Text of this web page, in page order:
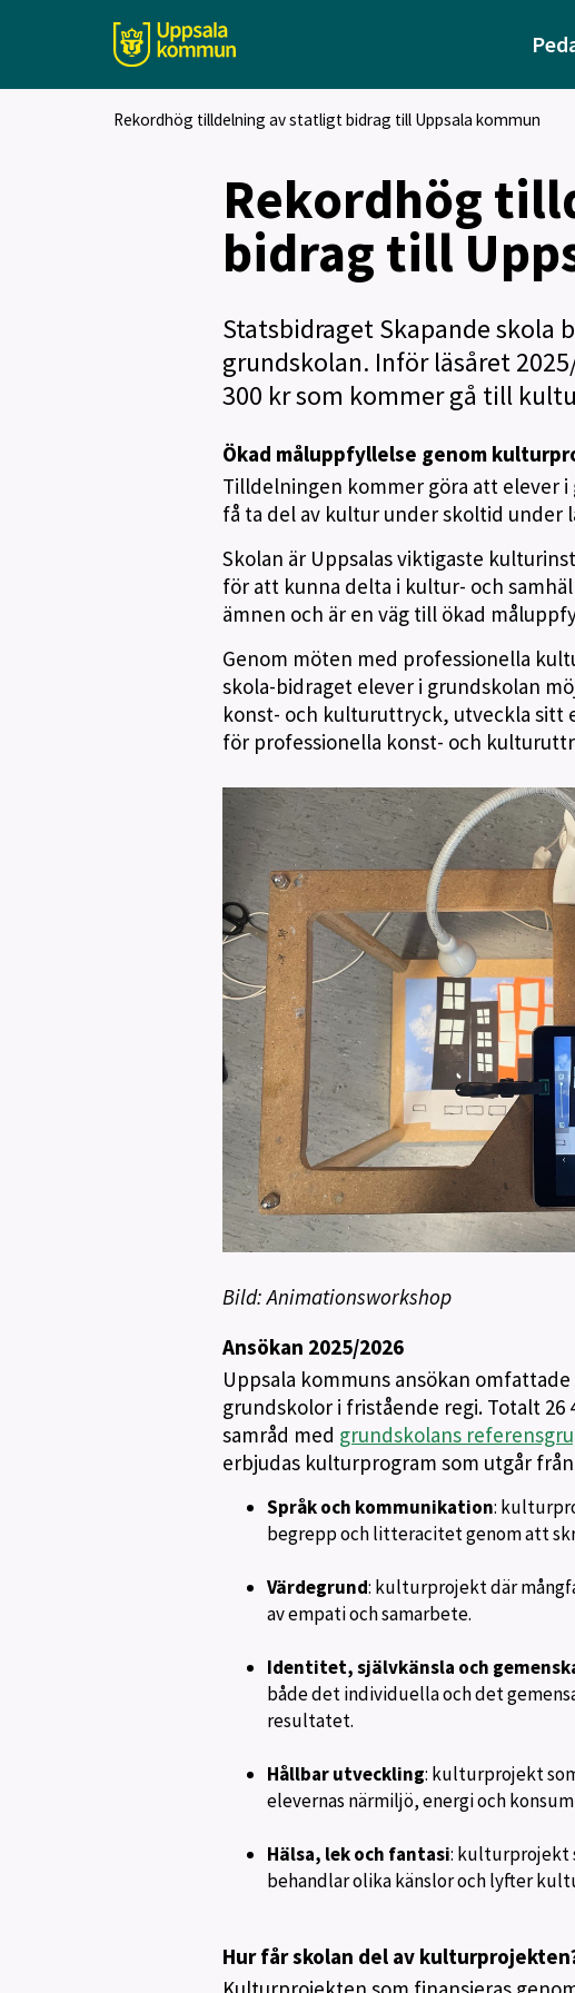
Rekordhög tilldelning av statligt bidrag till Uppsala kommun
Rekordhög
bidrag till
Statsbidraget Skapande
grundskolan. Inför läsåret
300 kr som kommer gå till
Ökad måluppfyllelse genom
Tilldelningen kommer göra att elever
få ta del av kultur under skoltid under
Skolan är Uppsalas viktigaste
för att kunna delta i kultur- och
ämnen och är en väg till ökad
Genom möten med professionella
skola-bidraget elever i grundskolan
konst- och kulturuttryck, utveckla sitt
för professionella konst- och
Bild: Animationsworkshop
Ansökan 2025/2026
Uppsala kommuns ansökan
grundskolor i fristående regi. Totalt 26
samråd med grundskolans
erbjudas kulturprogram som utgår
Språk och kommunikation:
begrepp och litteracitet genom att
Värdegrund: kulturprojekt där
av empati och samarbete.
Identitet, självkänsla och
både det individuella och det
resultatet.
Hållbar utveckling: kulturprojekt
elevernas närmiljö, energi och
Hälsa, lek och fantasi: kulturprojekt
behandlar olika känslor och lyfter
Hur får skolan del av